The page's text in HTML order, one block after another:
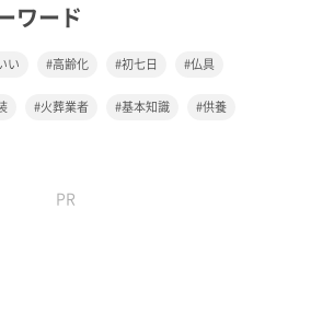
ワード
い 高齢化 初七日 仏具
火葬業者 基本知識 供養
PR